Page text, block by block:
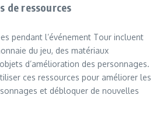
de ressources
pendant l’événement Tour incluent
du jeu, des matériaux
d’amélioration des personnages.
ces ressources pour améliorer les
et débloquer de nouvelles